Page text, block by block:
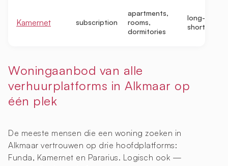
Kamernet subscription
apartments,
rooms,
dormitories
long-term,
short-term
Woningaanbod van alle
verhuurplatforms in Alkmaar op
één plek
De meeste mensen die een woning zoeken in
Alkmaar vertrouwen op drie hoofdplatforms:
Funda, Kamernet en Pararius. Logisch ook —